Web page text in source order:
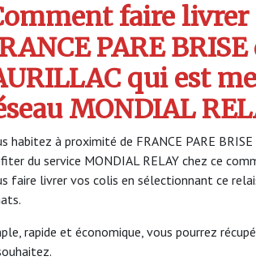
faire livrer
PARE BRISE
qui est
MONDIAL
habitez à proximité de FRANCE PARE
du service MONDIAL RELAY chez ce
faire livrer vos colis en sélectionnant ce
rapide et économique, vous pourrez